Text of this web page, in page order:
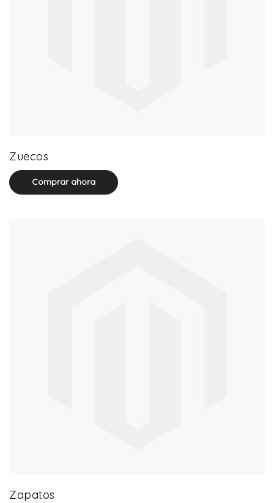
Zuecos
Comprar ahora
Zapatos